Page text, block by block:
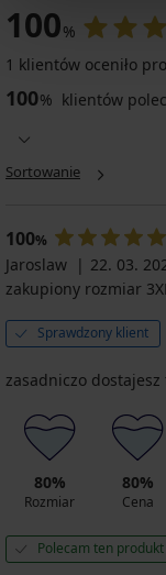
100%
1 klientów oceniło
100% klientów
Sortowanie
100%
Jaroslaw
22. 03.
zakupiony rozmiar 3XL
Sprawdzony klient
zasadniczo
80%
Rozmiar
80%
Cena
Polecam ten produkt